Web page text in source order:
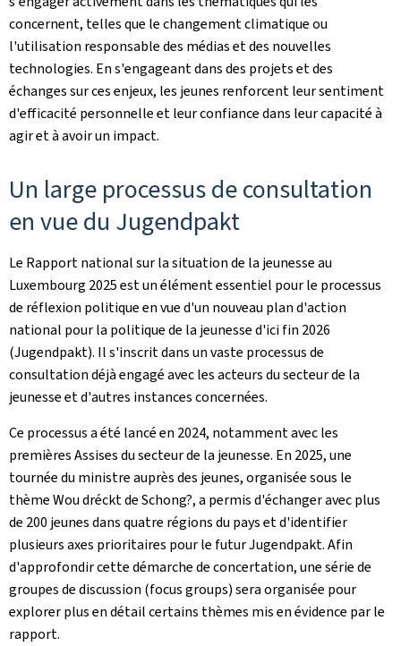
concernent, telles que le changement climatique ou
l'utilisation responsable des médias et des nouvelles
technologies. En s'engageant dans des projets et des
échanges sur ces enjeux, les jeunes renforcent leur sentiment
d'efficacité personnelle et leur confiance dans leur capacité à
agir et à avoir un impact.
Un large processus de consultation
en vue du Jugendpakt
Le Rapport national sur la situation de la jeunesse au
Luxembourg 2025 est un élément essentiel pour le processus
de réflexion politique en vue d'un nouveau plan d'action
national pour la politique de la jeunesse d'ici fin 2026
(Jugendpakt). Il s'inscrit dans un vaste processus de
consultation déjà engagé avec les acteurs du secteur de la
jeunesse et d'autres instances concernées.
Ce processus a été lancé en 2024, notamment avec les
premières Assises du secteur de la jeunesse. En 2025, une
tournée du ministre auprès des jeunes, organisée sous le
thèmeWou dréckt de Schong?, a permis d'échanger avec plus
de 200 jeunes dans quatre régions du pays et d'identifier
plusieurs axes prioritaires pour le futurJugendpakt. Afin
d'approfondir cette démarche de concertation, une série de
groupes de discussion (focus groups) sera organisée pour
explorer plus en détail certains thèmes mis en évidence par le
rapport.